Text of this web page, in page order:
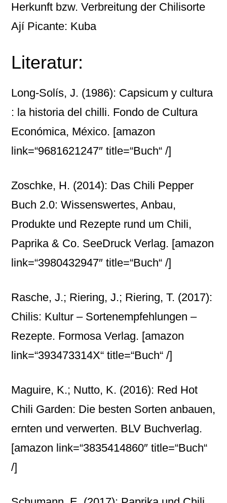
Herkunft bzw. Verbreitung der Chilisorte
Ají Picante: Kuba
Literatur:
Long-Solís, J. (1986): Capsicum y cultura
: la historia del chilli. Fondo de Cultura
Económica, México. [amazon
link=“9681621247″ title=“Buch“ /]
Zoschke, H. (2014): Das Chili Pepper
Buch 2.0: Wissenswertes, Anbau,
Produkte und Rezepte rund um Chili,
Paprika & Co. SeeDruck Verlag. [amazon
link=“3980432947″ title=“Buch“ /]
Rasche, J.; Riering, J.; Riering, T. (2017):
Chilis: Kultur – Sortenempfehlungen –
Rezepte. Formosa Verlag. [amazon
link=“393473314X“ title=“Buch“ /]
Maguire, K.; Nutto, K. (2016): Red Hot
Chili Garden: Die besten Sorten anbauen,
ernten und verwerten. BLV Buchverlag.
[amazon link=“3835414860″ title=“Buch“
/]